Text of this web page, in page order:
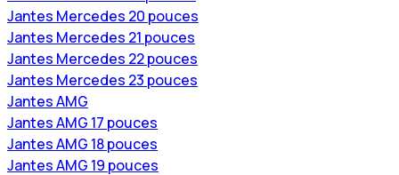
Jantes Mercedes 20 pouces
Jantes Mercedes 21 pouces
Jantes Mercedes 22 pouces
Jantes Mercedes 23 pouces
Jantes AMG
Jantes AMG 17 pouces
Jantes AMG 18 pouces
Jantes AMG 19 pouces